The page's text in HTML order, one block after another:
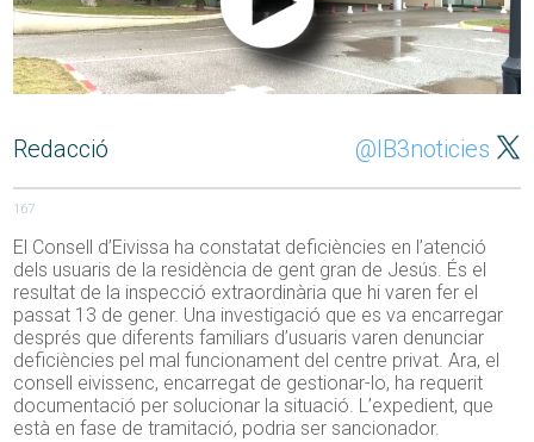
Redacció @IB3noticies
167
El Consell d’Eivissa ha constatat deficiències en l’atenció
dels usuaris de la residència de gent gran de Jesús. És el
resultat de la inspecció extraordinària que hi varen fer el
passat 13 de gener. Una investigació que es va encarregar
després que diferents familiars d’usuaris varen denunciar
deficiències pel mal funcionament del centre privat. Ara, el
consell eivissenc, encarregat de gestionar-lo, ha requerit
documentació per solucionar la situació. L’expedient, que
està en fase de tramitació, podria ser sancionador.